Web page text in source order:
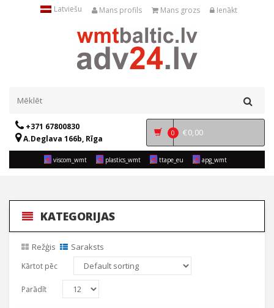
Latviešu Mans profils Mans grozs Ienākt
+371 67800830
A.Deglava 166b, Rīga
0 €0,00
viscom_wmt plastics_wmt ttape_eu apg_wmt
KATEGORIJAS
Režģis Saraksts
Kārtot pēc
Parādīt